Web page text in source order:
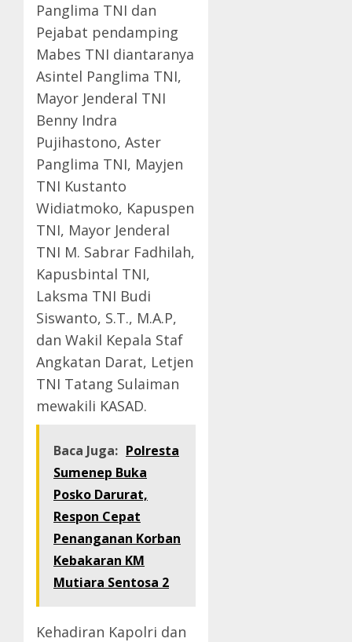
Panglima TNI dan
Pejabat pendamping
Mabes TNI diantaranya
Asintel Panglima TNI,
Mayor Jenderal TNI
Benny Indra
Pujihastono, Aster
Panglima TNI, Mayjen
TNI Kustanto
Widiatmoko, Kapuspen
TNI, Mayor Jenderal
TNI M. Sabrar Fadhilah,
Kapusbintal TNI,
Laksma TNI Budi
Siswanto, S.T., M.A.P,
dan Wakil Kepala Staf
Angkatan Darat, Letjen
TNI Tatang Sulaiman
mewakili KASAD.
Baca Juga: Polresta
Sumenep Buka
Posko Darurat,
Respon Cepat
Penanganan Korban
Kebakaran KM
Mutiara Sentosa 2
Kehadiran Kapolri dan